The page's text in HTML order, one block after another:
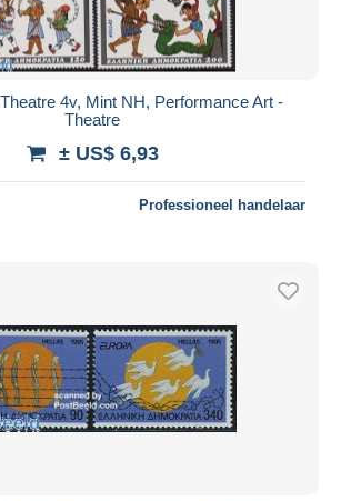
4v, Mint NH, Performance Art -
Theatre
± US$ 6,93
Professioneel handelaar